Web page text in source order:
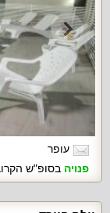
עופר
פנויה בסופ"ש